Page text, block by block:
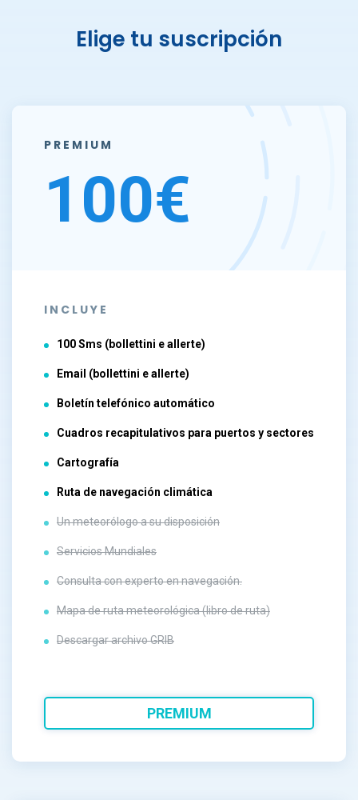
Elige tu suscripción
PREMIUM
100€
INCLUYE
100 Sms (bollettini e allerte)
Email (bollettini e allerte)
Boletín telefónico automático
Cuadros recapitulativos para puertos y sectores
Cartografía
Ruta de navegación climática
Un meteorólogo a su disposición
Servicios Mundiales
Consulta con experto en navegación.
Mapa de ruta meteorológica (libro de ruta)
Descargar archivo GRIB
PREMIUM